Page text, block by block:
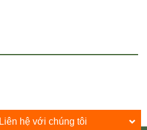
Liên hệ với chúng tôi